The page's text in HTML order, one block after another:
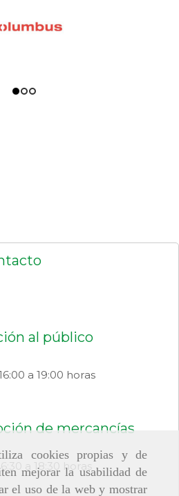
cookies propias y de
mejorar la usabilidad de
el uso de la web y mostrar
al público
a 19:00 horas
de mercancías
a 18:30 horas